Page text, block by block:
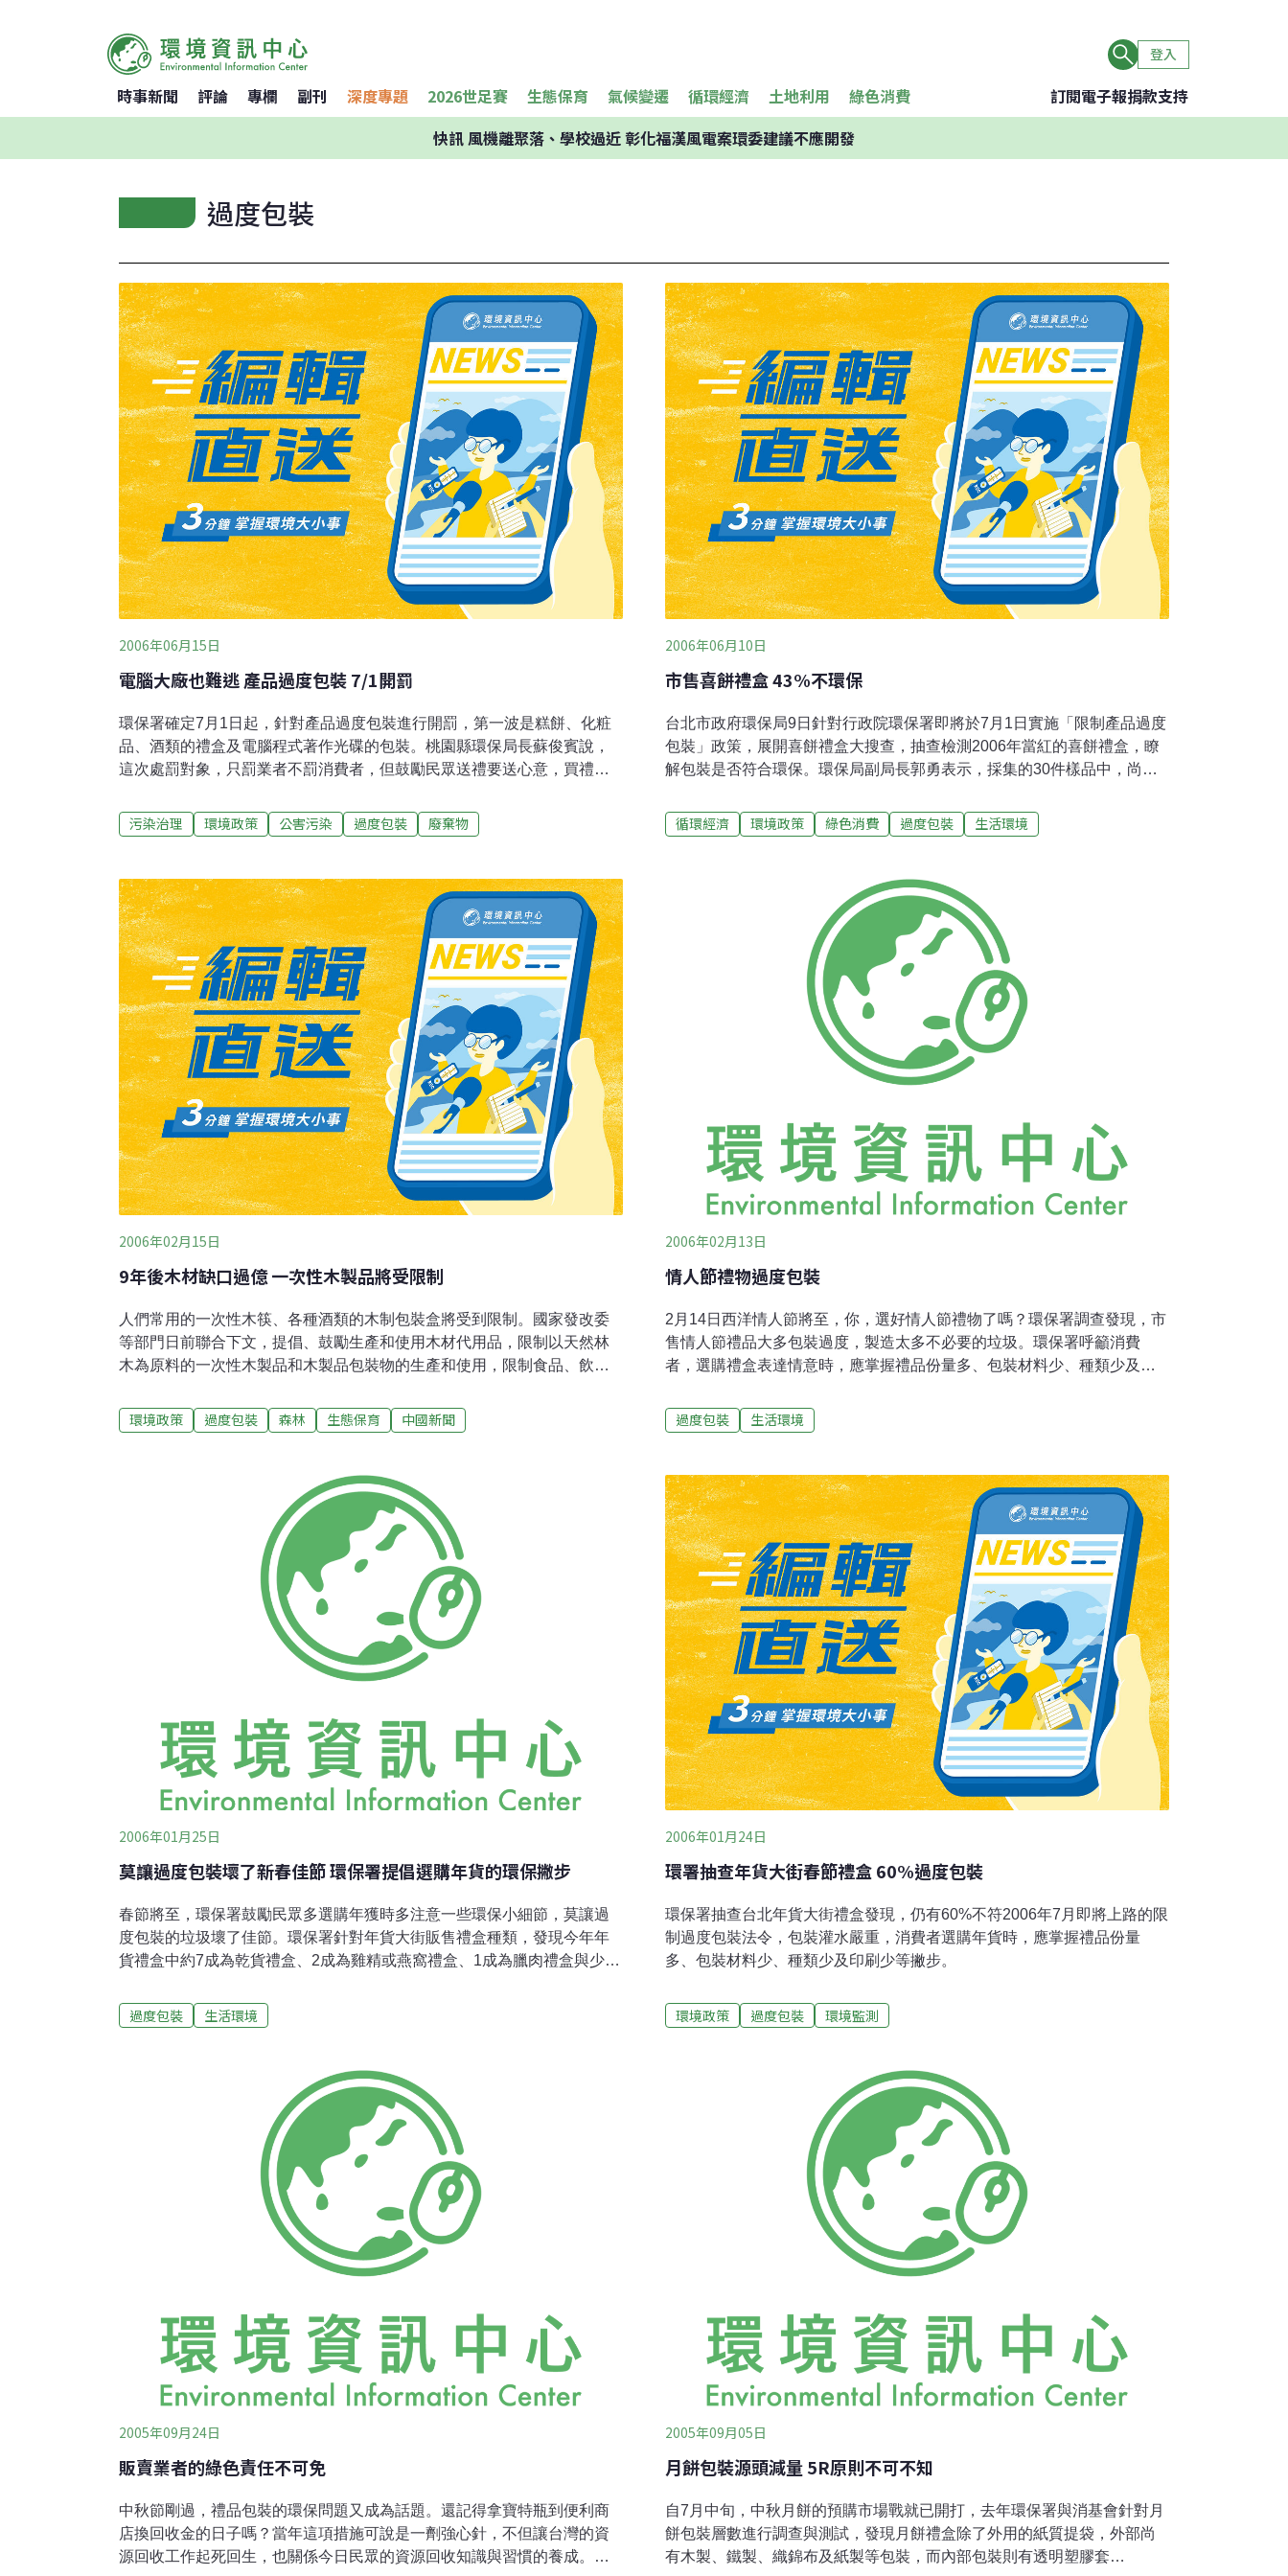
登入
時事新聞 評論 專欄 副刊 深度專題 2026世足賽 生態保育 氣候變遷 循環經濟 土地利用 綠色消費 訂閱電子報捐款支持
快訊風機離聚落、學校過近 彰化福漢風電案環委建議不應開發
過度包裝
2006年06月15日
電腦大廠也難逃 產品過度包裝 7/1開罰
環保署確定7月1日起，針對產品過度包裝進行開罰，第一波是糕餅、化粧
品、酒類的禮盒及電腦程式著作光碟的包裝。桃園縣環保局長蘇俊賓說，
這次處罰對象，只罰業者不罰消費者，但鼓勵民眾送禮要送心意，買禮不
於「賞罰分明」，考慮針對守法或配合廠商頒發「桃園縣的綠色標章」，
但規範標準會比環保署更嚴格，已經把中秋月餅及年節禮盒列為取締重
污染治理 環境政策 公害污染 過度包裝 廢棄物
2006年06月10日
市售喜餅禮盒 43%不環保
台北市政府環保局9日針對行政院環保署即將於7月1日實施「限制產品過度
包裝」政策，展開喜餅禮盒大搜查，抽查檢測2006年當紅的喜餅禮盒，瞭
解包裝是否符合環保。環保局副局長郭勇表示，採集的30件樣品中，尚未
的外盒過大，襯墊過高，外盒體積與內容物不成比例。副局長郭勇提醒業
者，為了節省資源，也配合環保署的政策，應及早調整禮盒的包裝方式。
購包裝符合環保概念的禮盒，愛護地球也就是愛自己的家庭。
循環經濟 環境政策 綠色消費 過度包裝 生活環境
2006年02月15日
9年後木材缺口過億 一次性木製品將受限制
人們常用的一次性木筷、各種酒類的木制包裝盒將受到限制。國家發改委
等部門日前聯合下文，提倡、鼓勵生產和使用木材代用品，限制以天然林
木為原料的一次性木製品和木製品包裝物的生產和使用，限制食品、飲
缺口將達1.4至1.5億立方米。為此國家發改委與科技部、林業局聯合提出了
《關於加快推進木材節約和代用工作意見》。國家發改委相關負責人說，
到世界平均水準的1/4，居世界第134位。從長遠看，要從根本上解決木材
供應問題，必須大力發展人工林和木材節約代用。
環境政策 過度包裝 森林 生態保育 中國新聞
2006年02月13日
情人節禮物過度包裝
2月14日西洋情人節將至，你，選好情人節禮物了嗎？環保署調查發現，市
售情人節禮品大多包裝過度，製造太多不必要的垃圾。環保署呼籲消費
者，選購禮盒表達情意時，應掌握禮品份量多、包裝材料少、種類少及印
店、衣蝶台北店、太平洋SOGO忠孝店、遠東百貨寶慶店及誠品敦南店等5
家大型百貨公司進行抽樣調查，針對69個專櫃所推出的情人節禮盒約450件
盒體積與內容物體積差距大等問題。其中加工食品類禮盒約250件，合格率
不到二成；化粧品禮盒約200件，合格率約五成。 環保署建議民眾選購禮
盒時謹記「禮盒實在最重要，層層包裝沒必要，多餘襯墊不需要，材質簡
單很重要，過度包裝我不要」的環保口訣，少一層包裝就是少一份垃圾。
此外，環保署提醒今年7月1日將開始管制產品包裝，第一階段自7月1日實
施，
過度包裝 生活環境
2006年01月25日
莫讓過度包裝壞了新春佳節 環保署提倡選購年貨的環保撇步
春節將至，環保署鼓勵民眾多選購年獲時多注意一些環保小細節，莫讓過
度包裝的垃圾壞了佳節。環保署針對年貨大街販售禮盒種類，發現今年年
貨禮盒中約7成為乾貨禮盒、2成為雞精或燕窩禮盒、1成為臘肉禮盒與少數
禮品份量多、包裝材料少、種類少、印刷少。 為了促進包裝材的回收，環
保署已於去(2005)年7月1日公告「限制產品過度包裝」，第一階段自今年7
第二階段自明年7月1日實施，納入加工食品類的禮盒，產品超過規定之包
裝層數或包裝體積比值的業者，將受到3萬元以上，15萬元以下的罰鍰，並
限期改善。環保署籲請業者儘早在法令實施前，改變產品的包裝設計，以
符合大眾對合理包裝的期待，並降低廢包裝材對環境的衝擊。 環保署呼
籲，採購春節禮盒時不要買過度包裝的商品，內容「實在」最重要；環保
過度包裝 生活環境
2006年01月24日
環署抽查年貨大街春節禮盒 60%過度包裝
環保署抽查台北年貨大街禮盒發現，仍有60%不符2006年7月即將上路的限
制過度包裝法令，包裝灌水嚴重，消費者選購年貨時，應掌握禮品份量
多、包裝材料少、種類少及印刷少等撇步。
環境政策 過度包裝 環境監測
2005年09月24日
販賣業者的綠色責任不可免
中秋節剛過，禮品包裝的環保問題又成為話題。還記得拿寶特瓶到便利商
店換回收金的日子嗎？當年這項措施可說是一劑強心針，不但讓台灣的資
源回收工作起死回生，也關係今日民眾的資源回收知識與習慣的養成。時
2005年09月05日
月餅包裝源頭減量 5R原則不可不知
自7月中旬，中秋月餅的預購市場戰就已開打，去年環保署與消基會針對月
餅包裝層數進行調查與測試，發現月餅禮盒除了外用的紙質提袋，外部尚
有木製、鐵製、織錦布及紙製等包裝，而內部包裝則有透明塑膠套